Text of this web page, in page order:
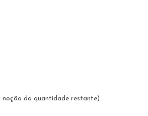
noção da quantidade restante)